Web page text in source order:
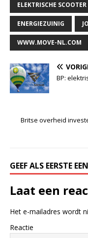
ELEKTRISCHE SCOOTER
ENERGIEZUINIG
WWW.MOVE-NL.COM
BP:
Britse overheid
GEEF ALS EERSTE
Laat een
Het e-mailadres wordt
Reactie